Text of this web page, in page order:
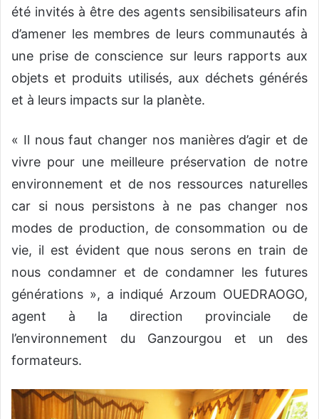
été invités à être des agents sensibilisateurs afin
d’amener les membres de leurs communautés à
une prise de conscience sur leurs rapportsaux
objets et produits utilisés, aux déchets générés
et à leurs impacts sur la planète.
« Il nous faut changer nos manièresd’agir et de
vivre pour une meilleure préservation de notre
environnement et de nos ressources naturelles
car si nous persistons à ne pas changer nos
modes de production, de consommation ou de
vie, il est évident que nous serons en train de
nous condamner et de condamner les futures
générations », a indiqué Arzoum OUEDRAOGO,
agent à la direction provinciale de
l’environnement du Ganzourgou et un des
formateurs.